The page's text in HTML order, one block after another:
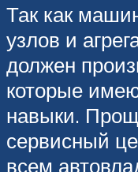
Так как
узлов и
должен
которые
навыки.
сервисный
всем